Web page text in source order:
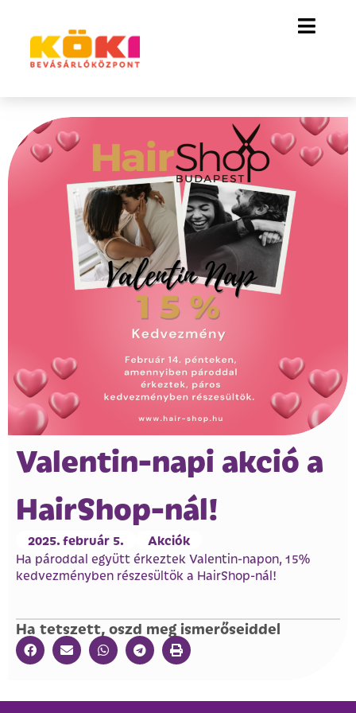
Valentin-napi akció a
HairShop-nál!
2025. február 5. Akciók
Ha pároddal együtt érkeztek Valentin-napon, 15%
kedvezményben részesültök a HairShop-nál!
Ha tetszett, oszd meg ismerőseiddel